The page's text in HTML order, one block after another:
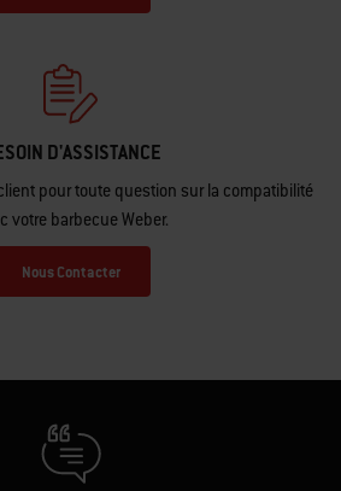
D'ASSISTANCE
pour toute question sur la compatibilité
votre barbecue Weber.
Nous Contacter